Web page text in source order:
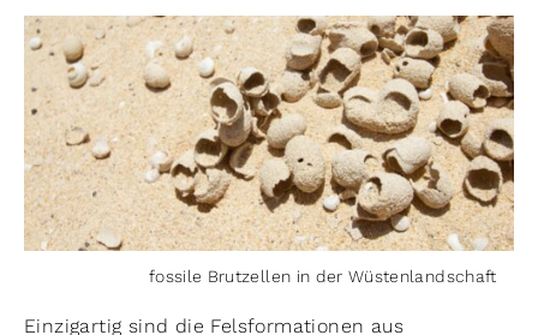
fossile Brutzellen in der Wüstenlandschaft
Einzigartig sind die Felsformationen aus